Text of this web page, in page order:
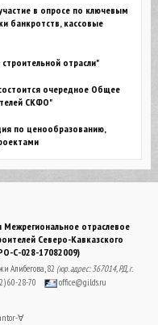
в опросе по ключевым
банкротств, кассовые
отрасли"
очередное Общее
СКФО"
по ценообразованию,
Межрегиональное отраслевое
Северо-Кавказского
С-028-17082009)
Алибегова, 82 (юр. адрес: 367014, РД, г.
60-28-70 office@gilds.ru
∀